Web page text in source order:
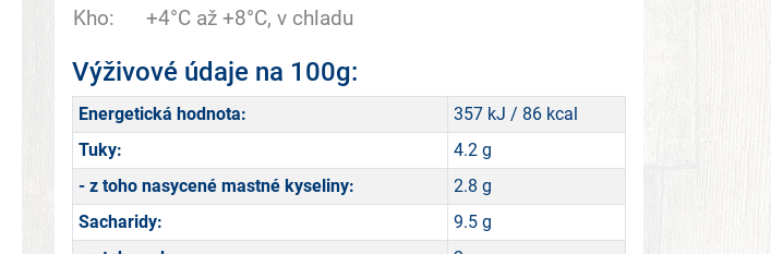
Kho:
+4°C až +8°C, v chladu
Výživové údaje na 100g:
Energetická hodnota:
357 kJ / 86 kcal
Tuky:
4.2 g
- z toho nasycené mastné kyseliny:
2.8 g
Sacharidy:
9.5 g